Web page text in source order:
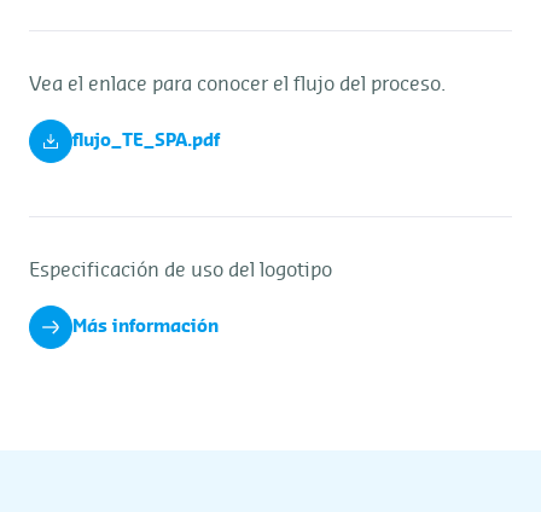
Vea el enlace para conocer el flujo del proceso.
flujo_TE_SPA.pdf
Especificación de uso del logotipo
Más información